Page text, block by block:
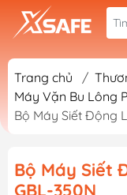
Trang chủ /
Máy Vặn Bu Lông
Bộ Máy Siết Động
Bộ Máy Siết
GBL-350N